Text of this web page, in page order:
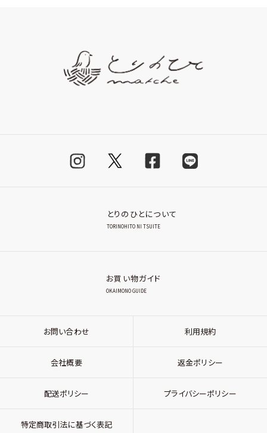
とりのひとについて
TORINOHITO NI TSUITE
お買い物ガイド
OKAIMONO GUIDE
お問い合わせ 利用規約
会社概要 返金ポリシー
配送ポリシー プライバシーポリシー
特定商取引法に基づく表記